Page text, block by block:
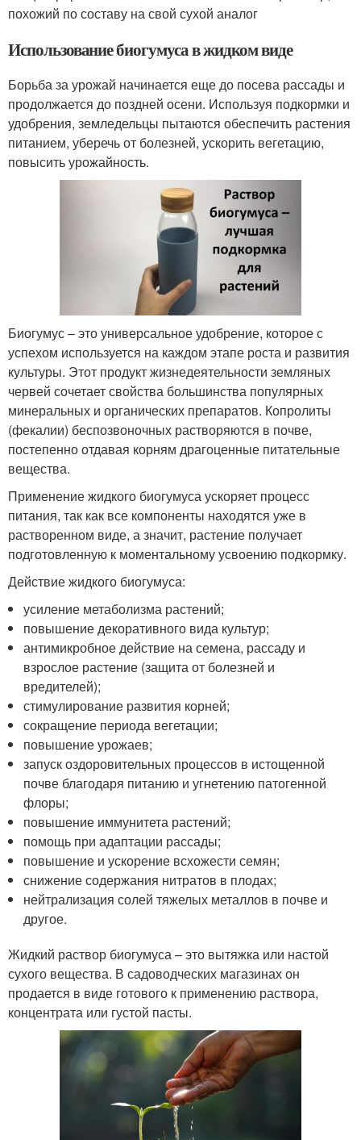
похожий по составу на свой сухой аналог
Использование биогумуса в жидком виде
Борьба за урожай начинается еще до посева рассады и
продолжается до поздней осени. Используя подкормки и
удобрения, земледельцы пытаются обеспечить растения
питанием, уберечь от болезней, ускорить вегетацию,
повысить урожайность.
Биогумус – это универсальное удобрение, которое с
успехом используется на каждом этапе роста и развития
культуры. Этот продукт жизнедеятельности земляных
червей сочетает свойства большинства популярных
минеральных и органических препаратов. Копролиты
(фекалии) беспозвоночных растворяются в почве,
постепенно отдавая корням драгоценные питательные
вещества.
Применение жидкого биогумуса ускоряет процесс
питания, так как все компоненты находятся уже в
растворенном виде, а значит, растение получает
подготовленную к моментальному усвоению подкормку.
Действие жидкого биогумуса:
усиление метаболизма растений;
повышение декоративного вида культур;
антимикробное действие на семена, рассаду и
взрослое растение (защита от болезней и
вредителей);
стимулирование развития корней;
сокращение периода вегетации;
повышение урожаев;
запуск оздоровительных процессов в истощенной
почве благодаря питанию и угнетению патогенной
флоры;
повышение иммунитета растений;
помощь при адаптации рассады;
повышение и ускорение всхожести семян;
снижение содержания нитратов в плодах;
нейтрализация солей тяжелых металлов в почве и
другое.
Жидкий раствор биогумуса – это вытяжка или настой
сухого вещества. В садоводческих магазинах он
продается в виде готового к применению раствора,
концентрата или густой пасты.